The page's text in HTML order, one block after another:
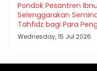
Pondok Pesantren
Selenggarakan
Tahfidz bagi Para
Wednesday, 15 Jul 2026